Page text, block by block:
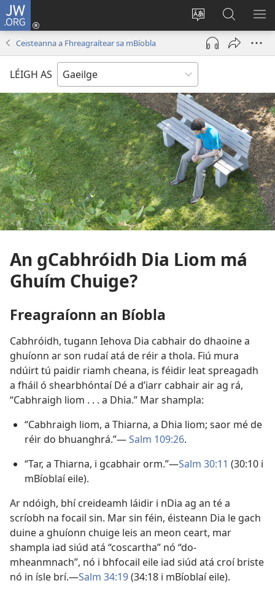
JW.ORG
Athraigh
teanga
an
láithreáin
Logáil
Isteach
(opens
window)
ar
JW.ORG
Ceisteanna a Fhreagraítear sa mBíobla
LÉIGH AS
An gCabhróidh Dia Liom má
Ghuím Chuige?
Freagraíonn an Bíobla
Cabhróidh, tugann Iehova Dia cabhair do dhaoine a
ghuíonn ar son rudaí atá de réir a thola. Fiú mura
ndúirt tú paidir riamh cheana, is féidir leat spreagadh
a fháil ó shearbhóntaí Dé a d’iarr cabhair air ag rá,
“Cabhraigh liom . . . a Dhia.” Mar shampla:
“Cabhraigh liom, a Thiarna, a Dhia liom; saor mé de
réir do bhuanghrá.”—Salm 109:26.
“Tar, a Thiarna, i gcabhair orm.”—Salm 30:11 (30:10 i
mBíoblaí eile).
Ar ndóigh, bhí creideamh láidir i nDia ag an té a
scríobh na focail sin. Mar sin féin, éisteann Dia le gach
duine a ghuíonn chuige leis an meon ceart, mar
shampla iad siúd atá “coscartha” nó “do-
mheanmnach”, nó i bhfocail eile iad siúd atá croí briste
nó in ísle brí.—Salm 34:19(34:18 i mBíoblaí eile).